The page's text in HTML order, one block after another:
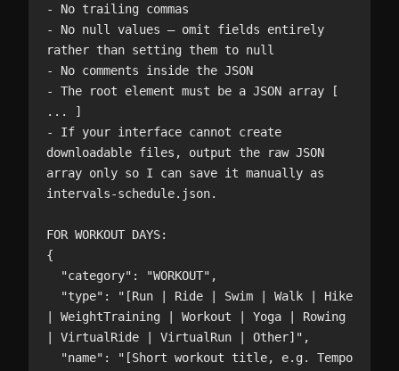
- No trailing commas
- No null values — omit fields entirely
rather than setting them to null
- No comments inside the JSON
- The root element must be a JSON array [
... ]
- If your interface cannot create
downloadable files, output the raw JSON
array only so I can save it manually as
intervals-schedule.json.
FOR WORKOUT DAYS:
{
| WeightTraining | Workout | Yoga | Rowing
| VirtualRide | VirtualRun | Other]",